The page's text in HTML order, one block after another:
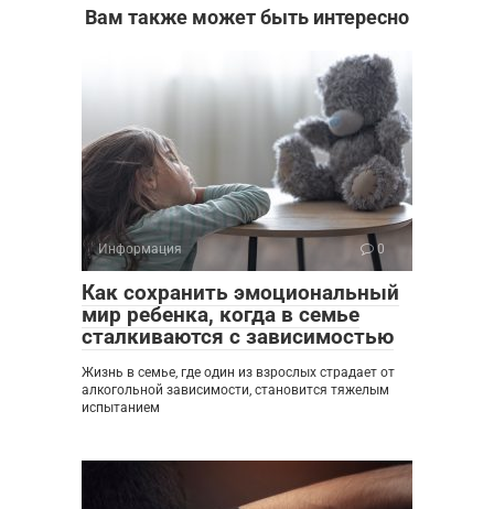
Вам также может быть интересно
Информация 0
Как сохранить эмоциональный
мир ребенка, когда в семье
сталкиваются с зависимостью
Жизнь в семье, где один из взрослых страдает от
алкогольной зависимости, становится тяжелым
испытанием